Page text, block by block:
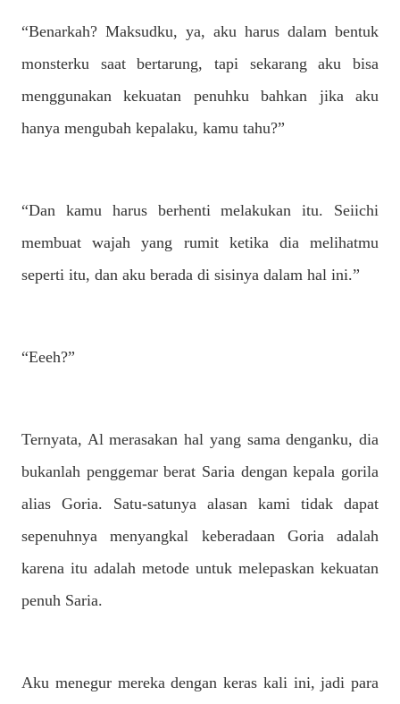
“Benarkah? Maksudku, ya, aku harus dalam bentuk
monsterku saat bertarung, tapi sekarang aku bisa
menggunakan kekuatan penuhku bahkan jika aku
hanya mengubah kepalaku, kamu tahu?”
“Dan kamu harus berhenti melakukan itu. Seiichi
membuat wajah yang rumit ketika dia melihatmu
seperti itu, dan aku berada di sisinya dalam hal ini.”
“Eeeh?”
Ternyata, Al merasakan hal yang sama denganku, dia
bukanlah penggemar berat Saria dengan kepala gorila
alias Goria. Satu-satunya alasan kami tidak dapat
sepenuhnya menyangkal keberadaan Goria adalah
karena itu adalah metode untuk melepaskan kekuatan
penuh Saria.
Aku menegur mereka dengan keras kali ini, jadi para